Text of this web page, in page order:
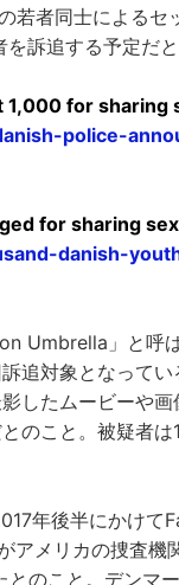
若者同士によるセ
訴追する予定だと
for sharing
police-
for sharing
danish-
Umbrella」と呼
追対象となって
したムービーや
のこと。被疑者
年後半にかけて
アメリカの捜査
のこと。デンマ